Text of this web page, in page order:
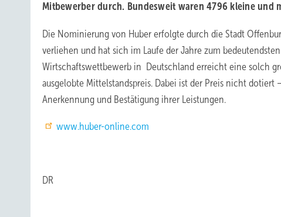
Mitbewerber durch. Bundesweit waren 4796 kleine
Die Nominierung von Huber erfolgte durch die Stadt
verliehen und hat sich im Laufe der Jahre zum
Wirtschaftswettbewerb in Deutschland erreicht eine solch
ausgelobte Mittelstandspreis. Dabei ist der Preis nicht
Anerkennung und Bestätigung ihrer Leistungen.
www.huber-online.com
DR